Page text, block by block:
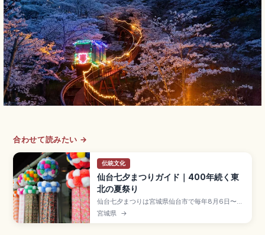
合わせて読みたい →
伝統文化
仙台七夕まつりガイド｜400年続く東
北の夏祭り
仙台七夕まつりは宮城県仙台市で毎年8月6日〜8
日に開催される伝統行事で、仙台藩祖・伊達政宗
が技芸上達を願って奨励したのが始まりとされる
宮城県 →